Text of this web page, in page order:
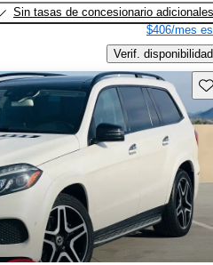
Sin tasas de concesionario adicionales
$406/mes
Verif. disponibilidad